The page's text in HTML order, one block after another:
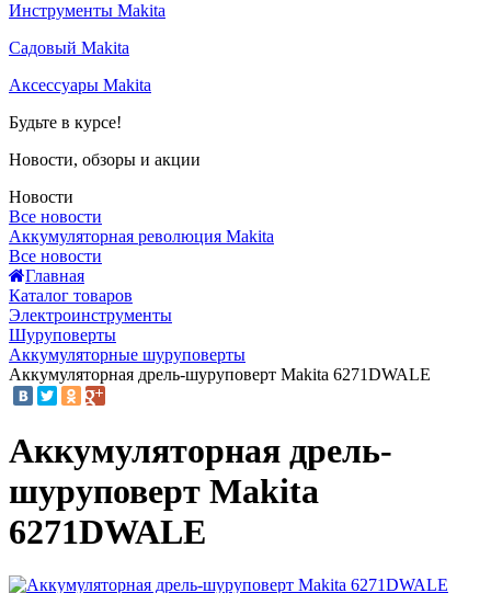
Инструменты Makita
Садовый Makita
Аксессуары Makita
Будьте в курсе!
Новости, обзоры и акции
Новости
Все новости
Аккумуляторная революция Makita
Все новости
Главная
Каталог товаров
Электроинструменты
Шуруповерты
Аккумуляторные шуруповерты
Аккумуляторная дрель-шуруповерт Makita 6271DWALE
Аккумуляторная дрель-
шуруповерт Makita
6271DWALE